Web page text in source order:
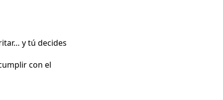
y tú decides
con el